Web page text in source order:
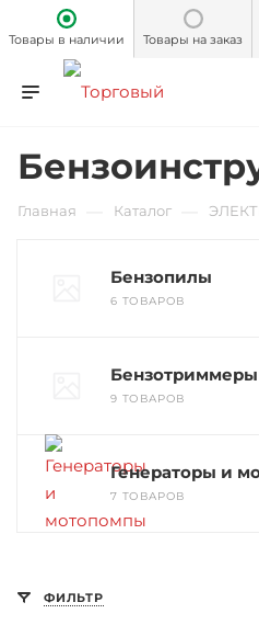
Товары в наличии Товары на заказ
Главная Каталог
Бензопилы
6 ТОВАРОВ
Бензотриммеры
9 ТОВАРОВ
Генераторы и
7 ТОВАРОВ
ФИЛЬТР